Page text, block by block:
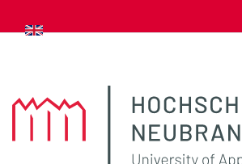
zum Inhalt springen